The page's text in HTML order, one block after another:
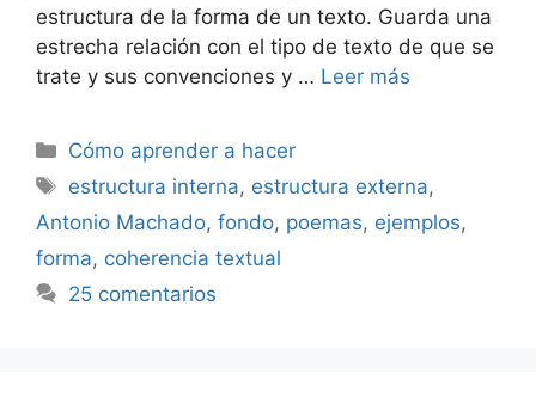
estructura de la forma de un texto. Guarda una
estrecha relación con el tipo de texto de que se
trate y sus convenciones y … Leer más
Categorías
Cómo aprender a hacer
Etiquetas
estructura interna, estructura externa,
Antonio Machado, fondo, poemas, ejemplos,
forma, coherencia textual
25 comentarios